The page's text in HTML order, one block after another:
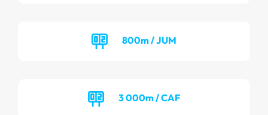
800m / JUM
3 000m / CAF